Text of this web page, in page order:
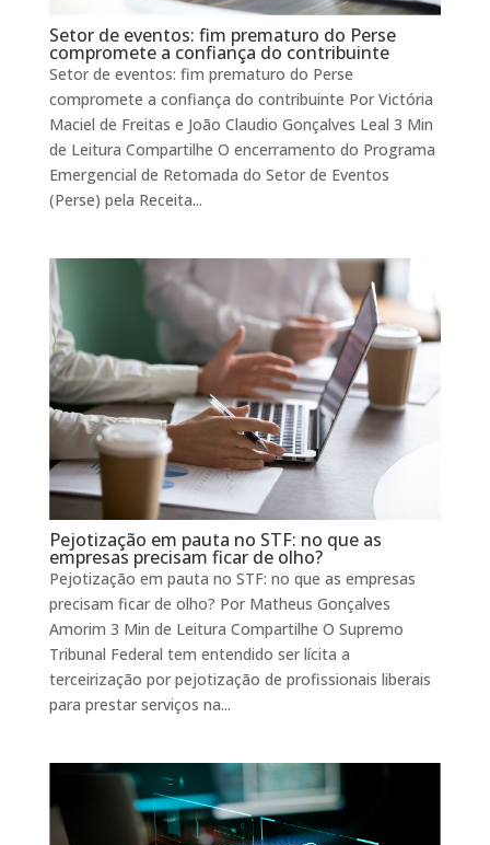
Setor de eventos: fim prematuro do Perse
compromete a confiança do contribuinte
Setor de eventos: fim prematuro do Perse
compromete a confiança do contribuinte Por Victória
Maciel de Freitas e João Claudio Gonçalves Leal 3 Min
de Leitura Compartilhe O encerramento do Programa
Emergencial de Retomada do Setor de Eventos
(Perse) pela Receita...
Pejotização em pauta no STF: no que as
empresas precisam ficar de olho?
Pejotização em pauta no STF: no que as empresas
precisam ficar de olho? Por Matheus Gonçalves
Amorim 3 Min de Leitura Compartilhe O Supremo
Tribunal Federal tem entendido ser lícita a
terceirização por pejotização de profissionais liberais
para prestar serviços na...